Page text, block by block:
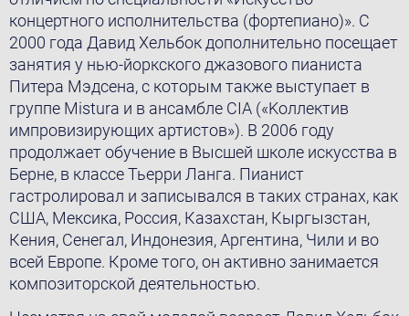
концертного исполнительства (фортепиано)». С
2000 года Давид Хельбок дополнительно посещает
занятия у нью-йоркского джазового пианистa
Питера Мэдсена, с которым также выступает в
группе Mistura и в ансамбле CIA («Kоллектив
импровизирующих артистов»). В 2006 году
продолжает обучение в Высшей школе искусства в
Берне, в классе Тьерри Ланга. Пианист
гастролировал и записывался в таких странах, как
США, Мексика, Россия, Казахстан, Кыргызстан,
Кения, Сенегал, Индонезия, Аргентинa, Чили и во
всей Европе. Кроме того, он активно занимается
композиторской деятельностью.